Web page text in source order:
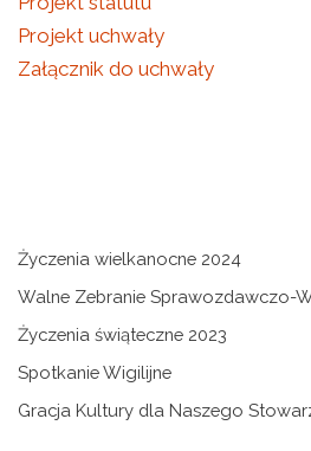
Projekt uchwały
Załącznik do uchwały
Życzenia wielkanocne 2024
Walne Zebranie Sprawozdawczo-
Życzenia świąteczne 2023
Spotkanie Wigilijne
Gracja Kultury dla Naszego